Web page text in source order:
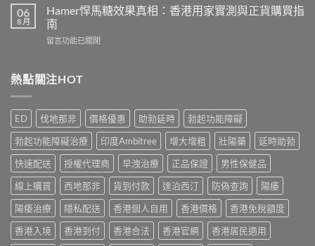
用
延
噴
購
與
正
貨
渠
道〉
中
介
2026
｜
香
款
男
士
保
健
品
真
實
比
較
與
選
利
士
副
作
哪
常
見
副
作
用
完
整
說
明
與
安
06
8 月
Hamer悍馬糖效果真相：香港用家實測與正貨購買指
南
在
馬
糖
果
真
相：
香
港
用
家
實
測
與
正
貨
留言功能已關閉
熱點關注HOT
ED 伐地那非 價格優惠 助勃延時
勃起功能障礙
勃起功能障礙治療
印度Ambitree 增大增粗 壯陽藥
延時助勃
快速配送
授權代理商 早洩治療 正品保證
男性保健品
線上購買
西地那非 貨到付款 達泊西汀 防偽查詢
陽痿
陽痿治療
隱私配送 香港個人自用 香港價格
香港免稅額度
香港入境
香港到付 香港合法 香港官網 香港居民適用